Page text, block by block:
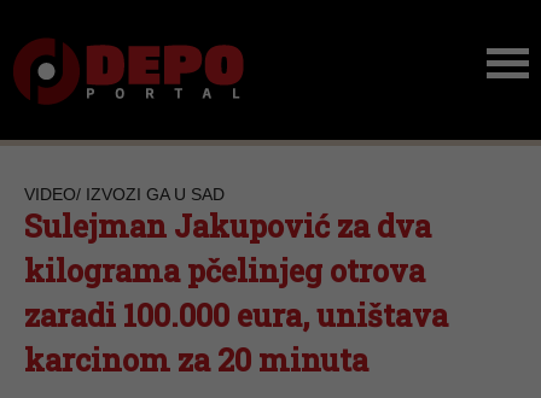
VIDEO/ IZVOZI GA U SAD
Sulejman Jakupović za dva
kilograma pčelinjeg otrova
zaradi 100.000 eura, uništava
karcinom za 20 minuta